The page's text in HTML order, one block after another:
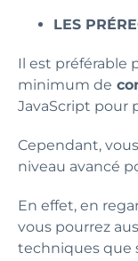
LES
Il est préférable
minimum de
JavaScript pour
Cependant,
niveau avancé
En effet, en
vous pourrez
techniques que